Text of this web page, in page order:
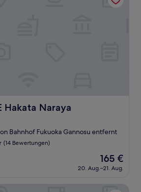
Hakata Naraya
Naraya
Bahnhof Fukuoka Gannosu entfernt
(14 Bewertungen)
Der
Preis
beträgt
165 €
20. Aug.–21. Aug.